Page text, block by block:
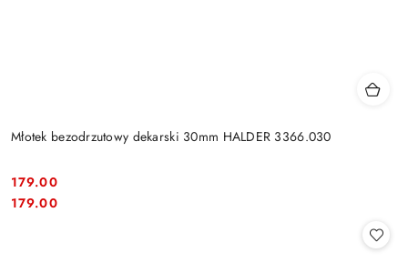
Młotek bezodrzutowy dekarski 30mm HALDER 3366.030
Cena:
179.00
Cena:
179.00